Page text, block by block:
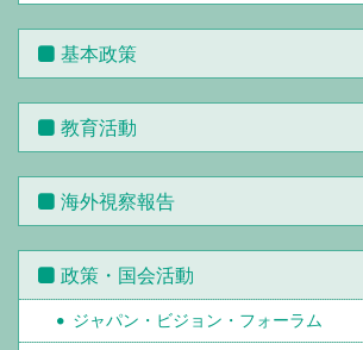
基本政策
教育活動
海外視察報告
政策・国会活動
ジャパン・ビジョン・フォーラム